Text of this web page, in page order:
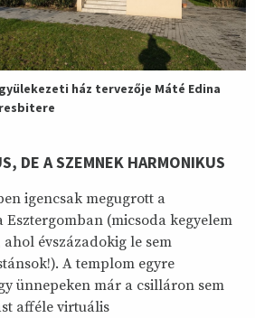
ház tervezője Máté Edina
DE A SZEMNEK HARMONIKUS
igencsak megugrott a
(micsoda kegyelem
évszázadokig le sem
A templom egyre
ünnepeken már a csilláron sem
afféle virtuális